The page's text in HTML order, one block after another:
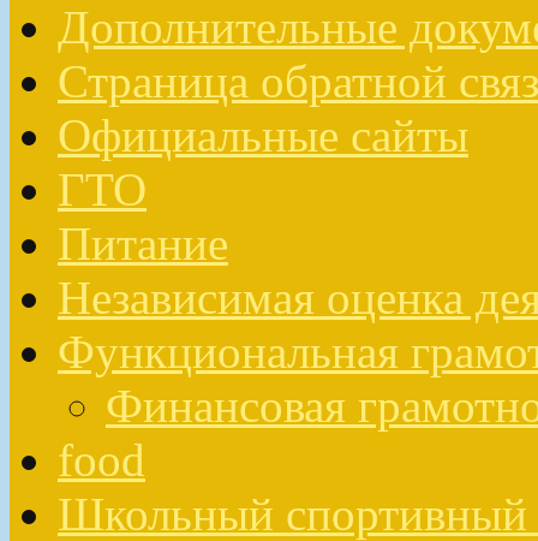
Дополнительные
Страница обратной
Официальные сайты
ГТО
Питание
Независимая оценка
Функциональная
Финансовая
food
Школьный спортивный